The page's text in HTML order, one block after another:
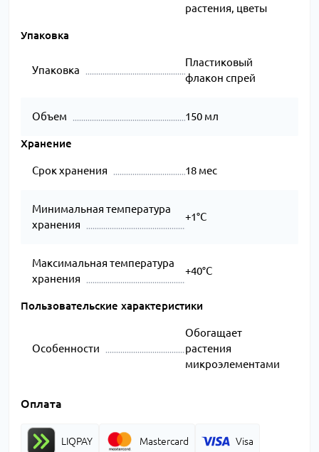
растения, цветы
Упаковка
Упаковка
Пластиковый
флакон спрей
Объем 150 мл
Хранение
Срок хранения 18 мес
Минимальная температура
хранения
+1°C
Максимальная температура
хранения
+40°C
Пользовательские характеристики
Особенности
Обогащает
растения
микроэлементами
Оплата
LIQPAY Mastercard Visa